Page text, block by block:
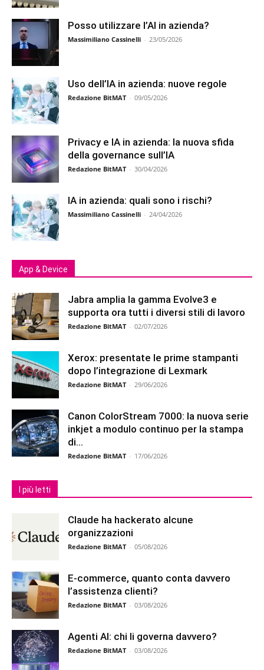
Posso utilizzare l’AI in azienda?
Massimiliano Cassinelli - 23/05/2026
Uso dell’IA in azienda: nuove regole
Redazione BitMAT - 09/05/2026
Privacy e IA in azienda: la nuova sfida
della governance sull’IA
Redazione BitMAT - 30/04/2026
IA in azienda: quali sono i rischi?
Massimiliano Cassinelli - 24/04/2026
App & Device
Jabra amplia la gamma Evolve3 e
supporta ora tutti i diversi stili di lavoro
Redazione BitMAT - 02/07/2026
Xerox: presentate le prime stampanti
dopo l’integrazione di Lexmark
Redazione BitMAT - 29/06/2026
Canon ColorStream 7000: la nuova serie
inkjet a modulo continuo per la stampa
di...
Redazione BitMAT - 17/06/2026
I più letti
Claude ha hackerato alcune
organizzazioni
Redazione BitMAT - 05/08/2026
E-commerce, quanto conta davvero
l’assistenza clienti?
Redazione BitMAT - 03/08/2026
Agenti AI: chi li governa davvero?
Redazione BitMAT - 03/08/2026